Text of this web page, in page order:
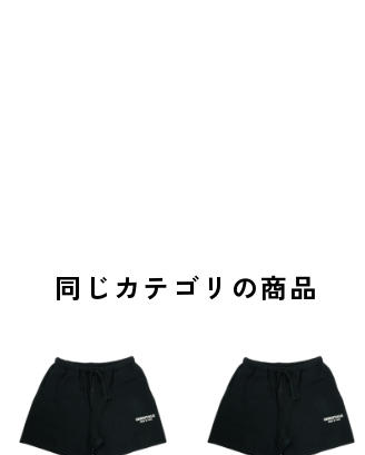
同じカテゴリの商品